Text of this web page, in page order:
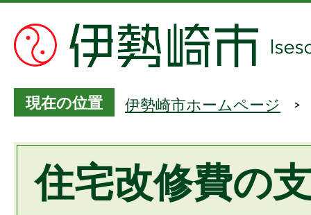
現在の位置 伊勢崎市ホームページ
住宅改修費の